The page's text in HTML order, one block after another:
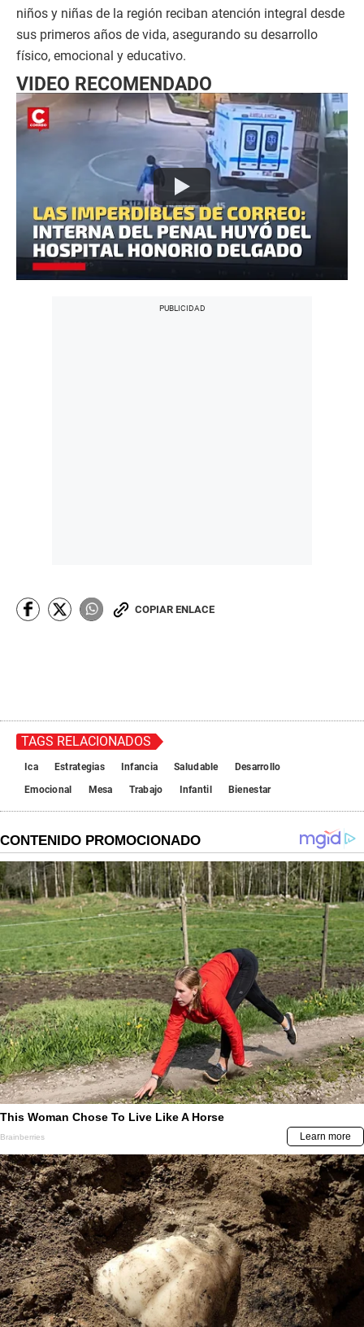
niños y niñas de la región reciban atención integral desde
sus primeros años de vida, asegurando su desarrollo
físico, emocional y educativo.
VIDEO RECOMENDADO
COPIAR ENLACE
TAGS RELACIONADOS
Ica Estrategias Infancia Saludable
Desarrollo
Emocional
Mesa Trabajo Infantil Bienestar